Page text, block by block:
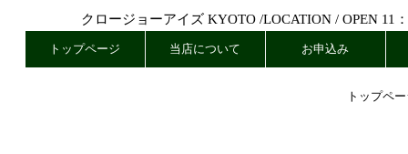
クロージョーアイズ KYOTO /LOCATION / OPEN 11
トップページ 当店について お申込み
トップペ